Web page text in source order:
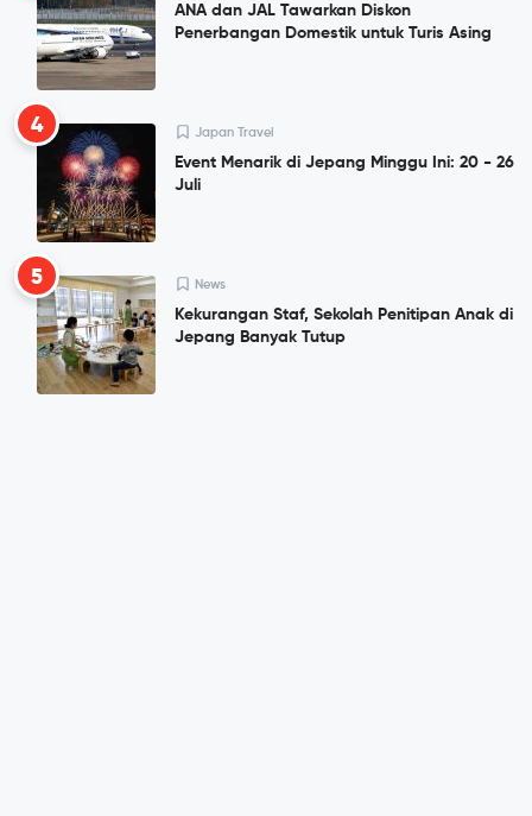
ANA dan JAL Tawarkan Diskon
Penerbangan Domestik untuk Turis Asing
4 Japan Travel
Event Menarik di Jepang Minggu Ini: 20 - 26
Juli
5 News
Kekurangan Staf, Sekolah Penitipan Anak di
Jepang Banyak Tutup